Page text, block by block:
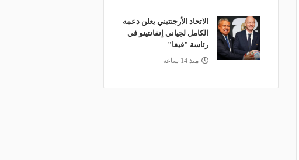
الاتحاد الأرجنتيني يعلن دعمه
الكامل لجياني إنفانتينو في
رئاسة "فيفا"
منذ 14 ساعة